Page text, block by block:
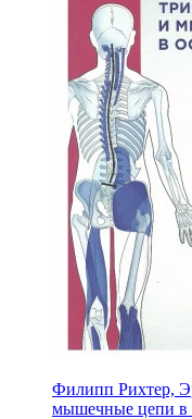
Филипп Рихтер,
мышечные цепи в